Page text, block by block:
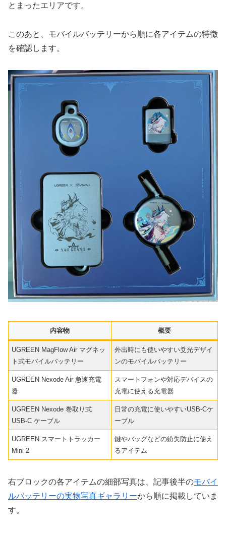
とまったエリアです。
このあと、モバイルバッテリーから順に各アイテムの特徴
を確認します。
内容物 概要
UGREEN MagFlow Air マグネッ
ト式モバイルバッテリー
外出時にも使いやすい爻光デザイ
ンのモバイルバッテリー
UGREEN Nexode Air 急速充電
器
スマートフォンや対応デバイスの
充電に使える充電器
UGREEN Nexode 巻取り式
USB-C ケーブル
日常の充電に使いやすいUSB-Cケ
ーブル
UGREEN スマートトラッカー
Mini 2
鍵やバッグなどの紛失防止に使え
るアイテム
右ブロックの各アイテムの細部写真は、記事後半のモバイ
ルバッテリーの実物写真ギャラリーから順に掲載していま
す。